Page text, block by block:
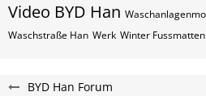
Video BYD Han
Waschstraße Han Werk Winter
BYD Han Forum